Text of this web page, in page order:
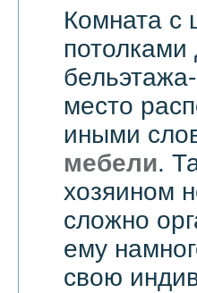
Комната с
место
иными
мебели.
хозяином
сложно
ему
свою